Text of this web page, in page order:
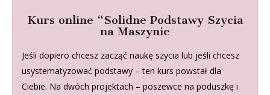
Kurs online “Solidne Podstawy Szycia
na Maszynie
Jeśli dopiero chcesz zacząć naukę szycia lub jeśli chcesz
usystematyzować podstawy – ten kurs powstał dla
Ciebie. Na dwóch projektach – poszewce na poduszkę i